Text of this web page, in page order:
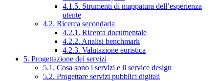
4.1.5. Strumenti di mappatura dell’esperienza
utente
4.2. Ricerca secondaria
4.2.1. Ricerca documentale
4.2.2. Analisi benchmark
4.2.3. Valutazione euristica
5. Progettazione dei servizi
5.1. Cosa sono i servizi e il service design
5.2. Progettare servizi pubblici digitali